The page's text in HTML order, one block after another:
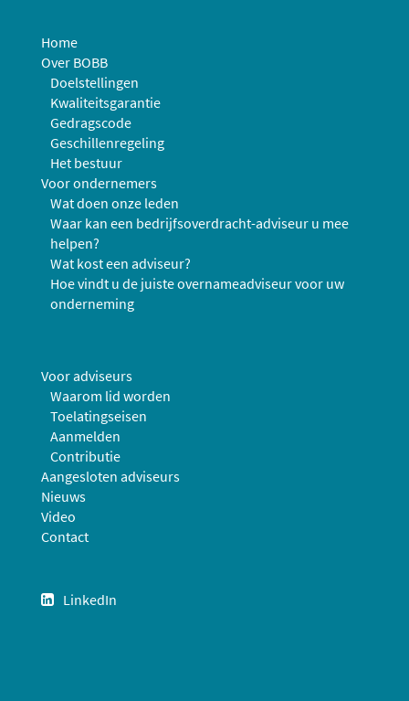
Home
Over BOBB
Doelstellingen
Kwaliteitsgarantie
Gedragscode
Geschillenregeling
Het bestuur
Voor ondernemers
Wat doen onze leden
Waar kan een bedrijfsoverdracht-adviseur u mee
helpen?
Wat kost een adviseur?
Hoe vindt u de juiste overnameadviseur voor uw
onderneming
Voor adviseurs
Waarom lid worden
Toelatingseisen
Aanmelden
Contributie
Aangesloten adviseurs
Nieuws
Video
Contact
LinkedIn